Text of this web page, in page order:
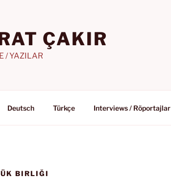
ÇAKIR
/ YAZILAR
Deutsch Türkçe Interviews / Röportajlar
BIRLIĞI